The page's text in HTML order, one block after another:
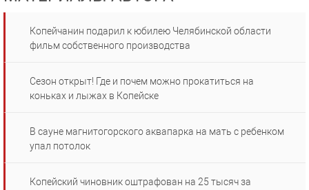
Копейчанин подарил к юбилею Челябинской области
фильм собственного производства
Сезон открыт! Где и почем можно прокатиться на
коньках и лыжах в Копейске
В сауне магнитогорского аквапарка на мать с ребенком
упал потолок
Копейский чиновник оштрафован на 25 тысяч за